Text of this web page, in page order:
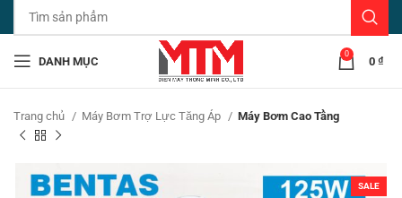
DANH MỤC
0
0 ₫
Trang chủ Máy Bơm Trợ Lực Tăng Áp Máy Bơm Cao Tầng
SALE